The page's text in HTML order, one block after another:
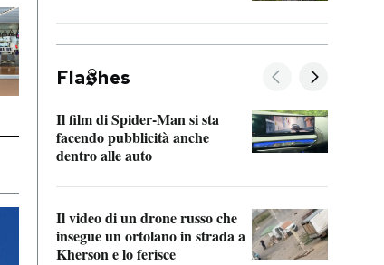
Fla hes
Il film di Spider-Man si sta
facendo pubblicità anche
dentro alle auto
Il video di un drone russo che
insegue un ortolano in strada a
Kherson e lo ferisce